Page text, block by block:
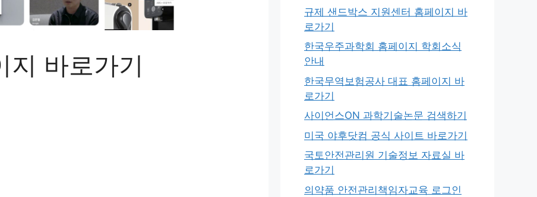
지 바로가기
규제 샌드박스 지원센터 홈페이지 바
로가기
한국우주과학회 홈페이지 학회소식
안내
한국무역보험공사 대표 홈페이지 바
로가기
사이언스ON 과학기술논문 검색하기
미국 야후닷컴 공식 사이트 바로가기
국토안전관리원 기술정보 자료실 바
로가기
의약품 안전관리책임자교육 로그인